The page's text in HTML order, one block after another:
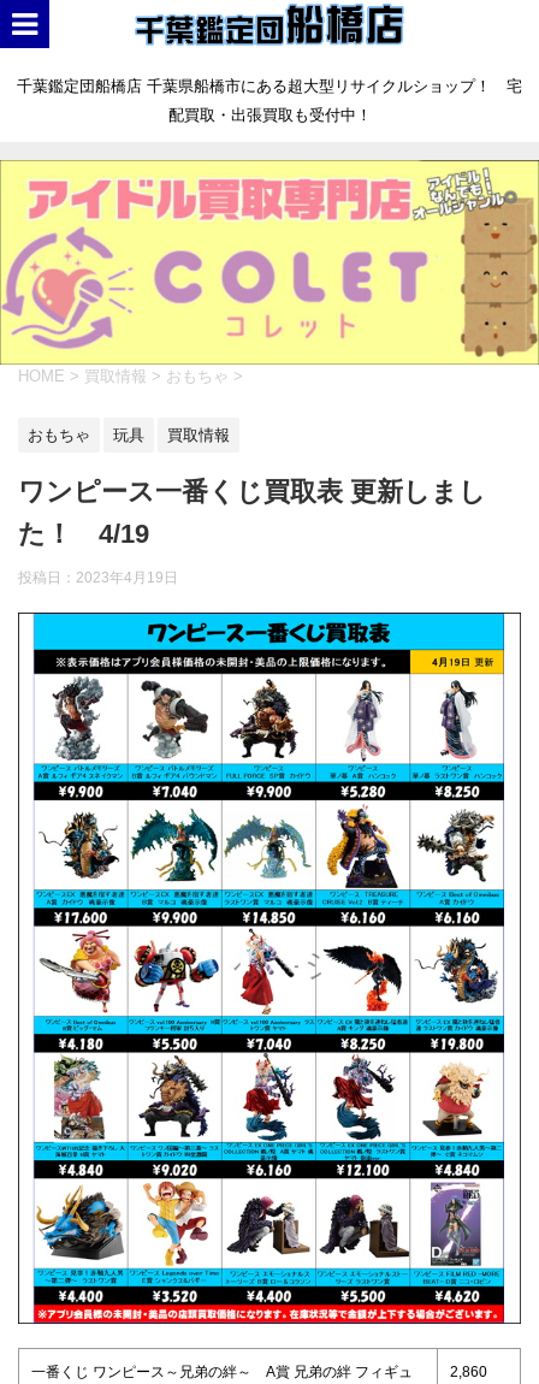
千葉鑑定団船橋店 千葉県船橋市にある超大型リサイクルショップ！ 宅
配買取・出張買取も受付中！
HOME > 買取情報 > おもちゃ >
おもちゃ 玩具 買取情報
ワンピース一番くじ買取表 更新しまし
た！ 4/19
投稿日： 2023年4月19日
一番くじ ワンピース～兄弟の絆～ A賞 兄弟の絆 フィギュ
2,860